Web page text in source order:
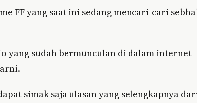
FF yang saat ini sedang mencari-cari
yang sudah bermunculan di dalam internet
simak saja ulasan yang selengkapnya